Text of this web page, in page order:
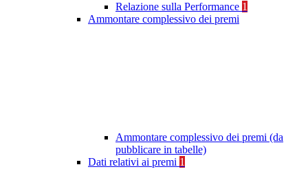
Relazione sulla Performance 1
Ammontare complessivo dei premi
Ammontare complessivo dei premi (da
pubblicare in tabelle)
Dati relativi ai premi 1